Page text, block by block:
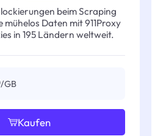
beim Scraping
mühelos Daten mit 911Proxy
in 195 Ländern weltweit.
/GB
Kaufen